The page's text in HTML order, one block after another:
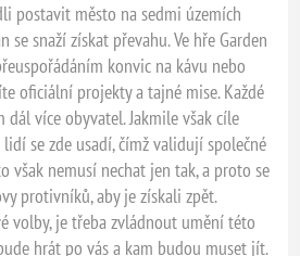
postavit město na sedmi územích
se snaží získat převahu. Ve hře Garden
konvic na kávu nebo
oficiální projekty a tajné mise. Každé
více obyvatel. Jakmile však cíle
se zde usadí, čímž validují společné
však nemusí nechat jen tak, a proto se
protivníků, aby je získali zpět.
volby, je třeba zvládnout umění této
hrát po vás a kam budou muset jít.